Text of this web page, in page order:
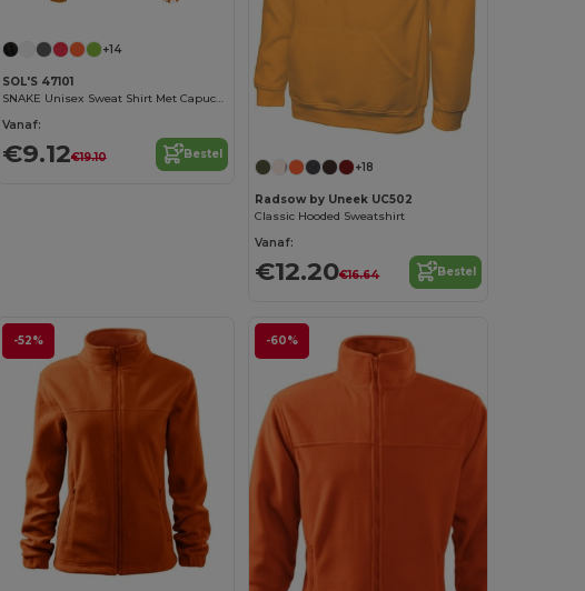
+14
SOL'S 47101
SNAKE Unisex Sweat Shirt Met Capuchon
Vanaf:
€9.12€19.10 Bestel
+18
Radsow by Uneek UC502
Classic Hooded Sweatshirt
Vanaf:
€12.20€16.64 Bestel
-52% -60%